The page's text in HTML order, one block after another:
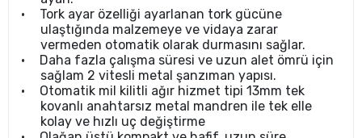
•
Tork ayar özelliği ayarlanan tork gücüne
ulaştığında malzemeye ve vidaya zarar
vermeden otomatik olarak durmasını sağlar.
•
Daha fazla çalışma süresi ve uzun alet ömrü için
sağlam 2 vitesli metal şanzıman yapısı.
•
Otomatik mil kilitli ağır hizmet tipi 13mm tek
kovanlı anahtarsız metal mandren ile tek elle
kolay ve hızlı uç değiştirme